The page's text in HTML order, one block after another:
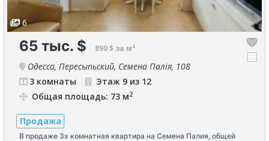
6
65 тыс. $ 890 $ за м²
Одесса, Пересыпьский, Семена Палія, 108
3 комнаты
Этаж 9 из 12
Общая площадь: 73 м2
Продажа
В продаже 3х комнатная квартира на Семена Палия, общей